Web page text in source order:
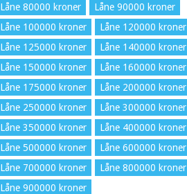
Låne 80000 kroner
Låne 90000 kroner
Låne 100000 kroner
Låne 120000 kroner
Låne 125000 kroner
Låne 140000 kroner
Låne 150000 kroner
Låne 160000 kroner
Låne 175000 kroner
Låne 200000 kroner
Låne 250000 kroner
Låne 300000 kroner
Låne 350000 kroner
Låne 400000 kroner
Låne 500000 kroner
Låne 600000 kroner
Låne 700000 kroner
Låne 800000 kroner
Låne 900000 kroner